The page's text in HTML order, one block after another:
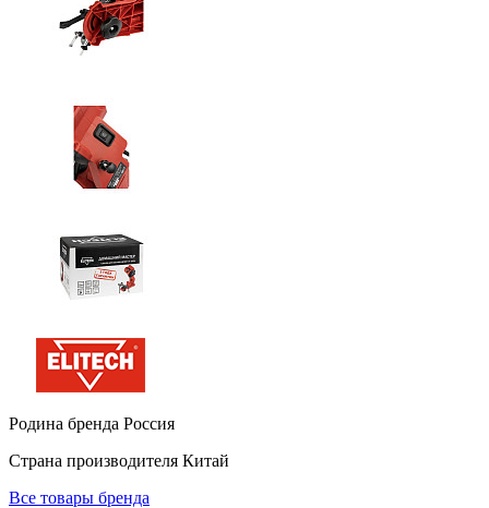
Родина бренда Россия
Страна производителя Китай
Все товары бренда